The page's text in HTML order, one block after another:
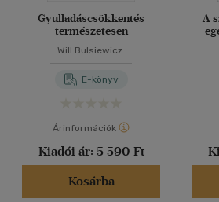
Gyulladáscsökkentés
természetesen
Will Bulsiewicz
E-könyv
Árinformációk
Kiadói ár: 5 590 Ft
Kosárba
A